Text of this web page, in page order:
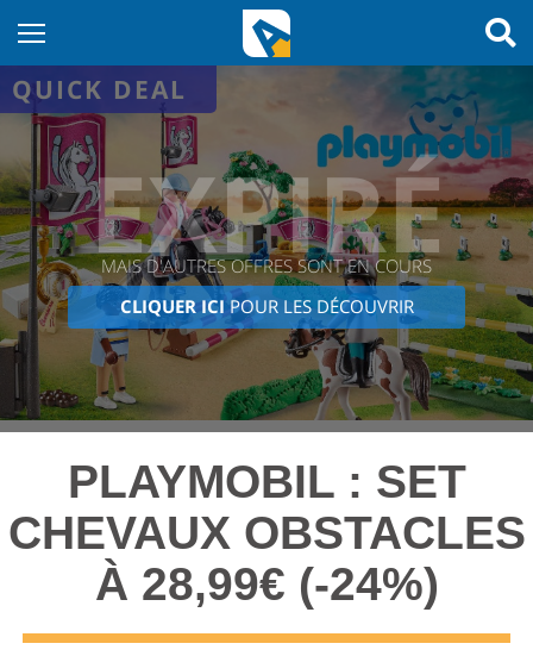
QUICK DEAL
EXPIRÉ
MAIS D'AUTRES OFFRES SONT EN COURS
CLIQUER ICIPOUR LES DÉCOUVRIR
PLAYMOBIL : SET
CHEVAUX OBSTACLES
À 28,99€ (-24%)